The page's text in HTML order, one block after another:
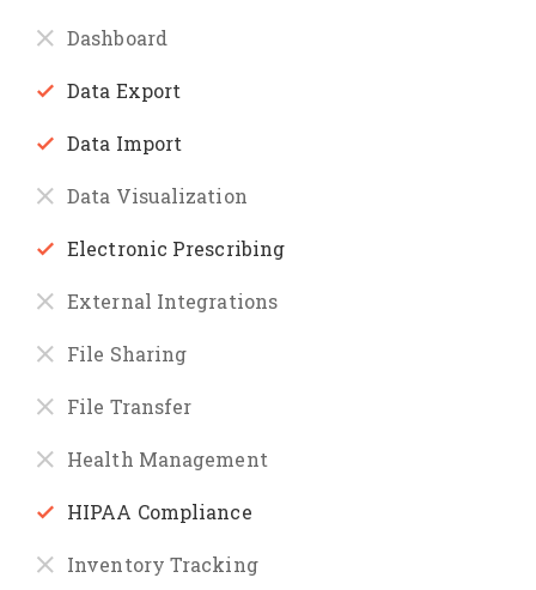
Dashboard
Data Export
Data Import
Data Visualization
Electronic Prescribing
External Integrations
File Sharing
File Transfer
Health Management
HIPAA Compliance
Inventory Tracking